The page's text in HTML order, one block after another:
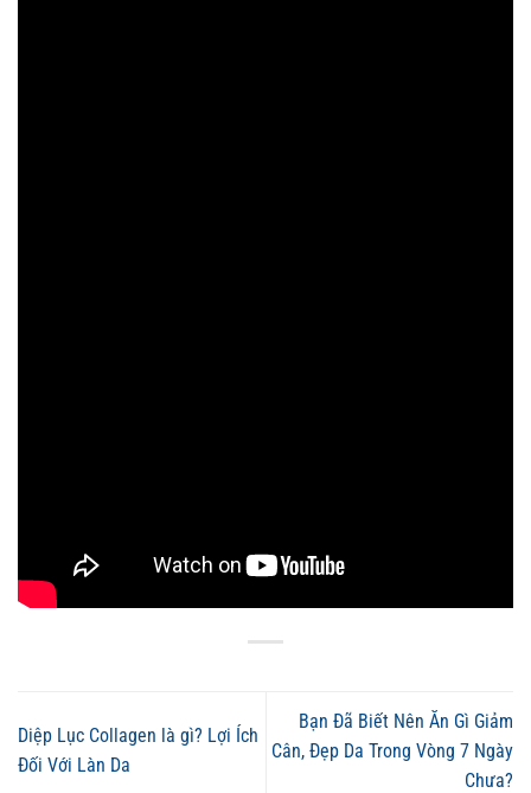
Diệp Lục Collagen là gì? Lợi Ích
Đối Với Làn Da
Bạn Đã Biết Nên Ăn Gì Giảm
Cân, Đẹp Da Trong Vòng 7 Ngày
Chưa?